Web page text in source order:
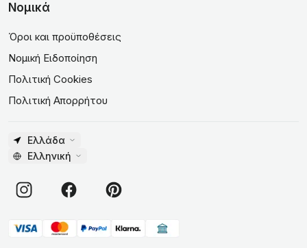
Νομικά
Όροι και προϋποθέσεις
Νομική Ειδοποίηση
Πολιτική Cookies
Πολιτική Απορρήτου
Ελλάδα
Ελληνική